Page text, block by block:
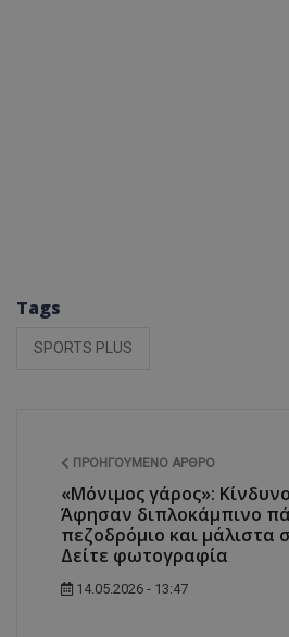
Tags
SPORTS PLUS
ΠΡΟΗΓΟΎΜΕΝΟ ΆΡΘΡΟ
«Μόνιμος γάρος»:
Άφησαν διπλοκάμπινο
πεζοδρόμιο και μάλιστα
Δείτε φωτογραφία
14.05.2026 - 13:47